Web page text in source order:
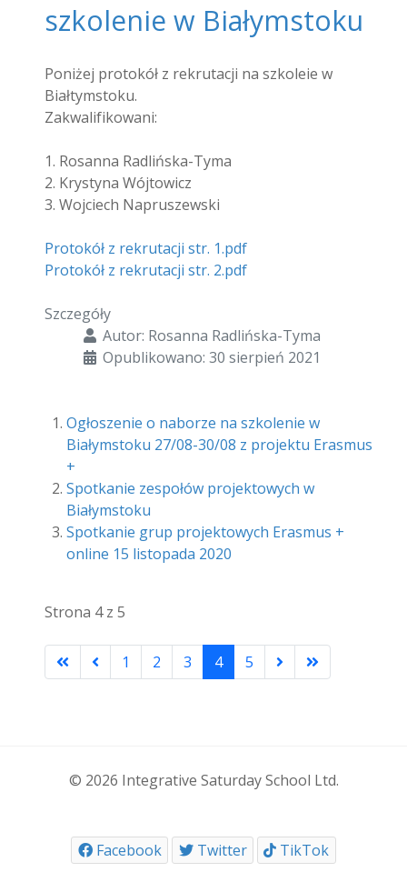
szkolenie w Białymstoku
Poniżej protokół z rekrutacji na szkoleie w
Białtymstoku.
Zakwalifikowani:
1. Rosanna Radlińska-Tyma
2. Krystyna Wójtowicz
3. Wojciech Napruszewski
Protokół z rekrutacji str. 1.pdf
Protokół z rekrutacji str. 2.pdf
Szczegóły
Autor: Rosanna Radlińska-Tyma
Opublikowano: 30 sierpień 2021
Ogłoszenie o naborze na szkolenie w
Białymstoku 27/08-30/08 z projektu Erasmus
+
Spotkanie zespołów projektowych w
Białymstoku
Spotkanie grup projektowych Erasmus +
online 15 listopada 2020
Strona 4 z 5
1 2 3 4 5
© 2026 Integrative Saturday School Ltd.
Facebook Twitter TikTok